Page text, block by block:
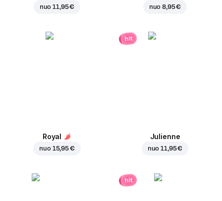
nuo11,95 € nuo8,95 €
Royal
nuo 15,95 €
hit
Julienne
nuo11,95 €
hit